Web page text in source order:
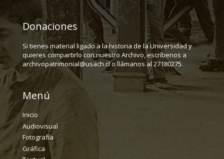
Donaciones
Si tienes material ligado a la historia de la Universidad y
quieres compartirlo con nuestro Archivo, escríbenos a
archivopatrimonial@usach.cl o llámanos al 27180275.
Menú
Inicio
Audiovisual
Fotografía
Gráfica